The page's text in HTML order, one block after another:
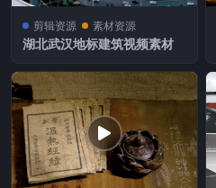
剪辑资源 素材资源
湖北武汉地标建筑视频素材